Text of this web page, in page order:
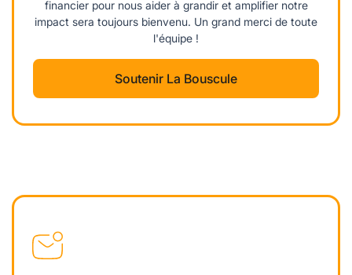
financier pour nous aider à grandir et amplifier notre
impact sera toujours bienvenu. Un grand merci de toute
l'équipe !
Soutenir La Bouscule